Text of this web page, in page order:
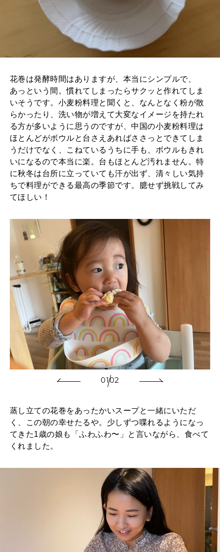
2026年6月号「大銀座 トレンドが生まれる 新しい一流店へ。」
2026年5月号「“大好き”に出会いに。韓国」
2026年4月号「未来をつくる、学びの教科書。」
2026年3月号「スイーツ予想図 2026」
2026年2月号「良運を掴む 新・開運術。」
2026年1月号「猫がいれば、幸せ」
2025年12月号「お酒の新常識。」
FOLLOW US!
花巻は発酵時間はありますが、本当にシンプルで、
あっという間。慣れてしまったらサクッと作れてしま
いそうです。小麦粉料理と聞くと、なんとなく粉が散
らかったり、洗い物が増えて大変なイメージを持たれ
る方が多いように思うのですが、中国の小麦粉料理は
ほとんどがボウルと台さえあればささっとできてしま
うだけでなく、こねているうちに手も、ボウルもきれ
いになるので本当に楽。台もほとんど汚れません。特
に秋冬は台所に立っていても汗が出ず、清々しい気持
ちで料理ができる最高の季節です。臆せず挑戦してみ
てほしい！
0102
蒸し立ての花巻をあったかいスープと一緒にいただ
く、この朝の幸せたるや。少しずつ喋れるようになっ
てきた1歳の娘も「ふわふわ〜」と言いながら、食べて
くれました。